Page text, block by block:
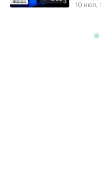
10 июл,